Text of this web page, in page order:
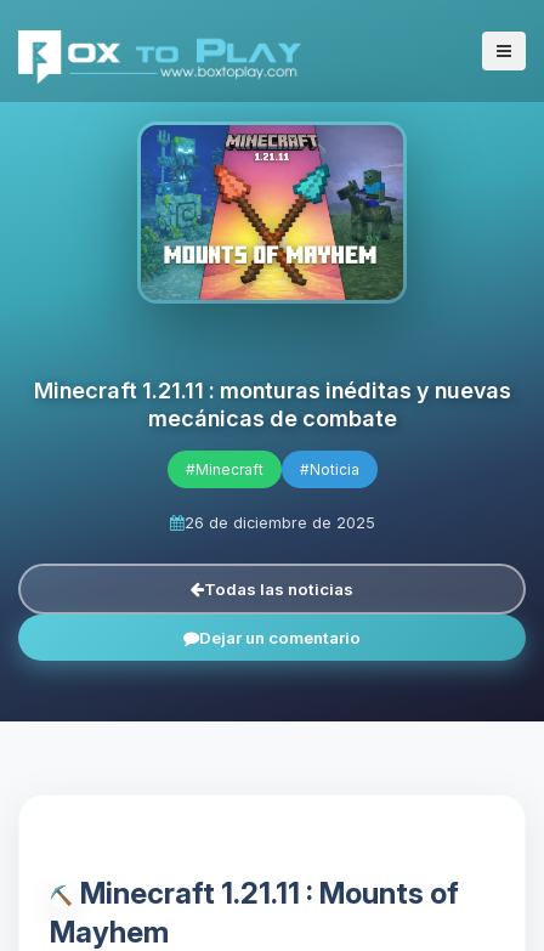
Minecraft 1.21.11 : monturas inéditas y nuevas
mecánicas de combate
#Minecraft #Noticia
26 de diciembre de 2025
Todas las noticias
Dejar un comentario
Minecraft 1.21.11 : Mounts of
Mayhem